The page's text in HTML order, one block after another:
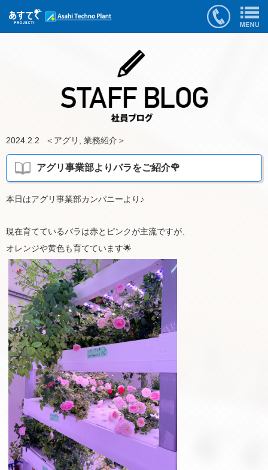
2024.2.2 ＜ アグリ 業務紹介 ＞
アグリ事業部よりバラをご紹介🌹
本日はアグリ事業部カンパニーより♪
現在育てているバラは赤とピンクが主流ですが、
オレンジや黄色も育てています🌟